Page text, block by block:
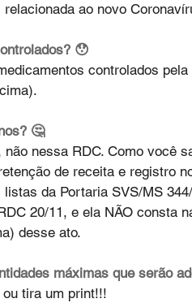
ao novo
😯
controlados
🤔
não nessa RDC. Como você
de receita e registro
da Portaria SVS/MS
20/11, e ela NÃO consta
desse ato.
máximas que serão
tira um print!!!